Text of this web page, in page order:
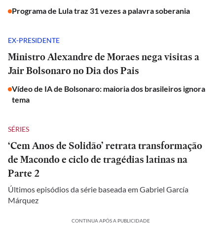
Programa de Lula traz 31 vezes a palavra soberania
EX-PRESIDENTE
Ministro Alexandre de Moraes nega visitas a
Jair Bolsonaro no Dia dos Pais
Vídeo de IA de Bolsonaro: maioria dos brasileiros ignora
tema
SÉRIES
‘Cem Anos de Solidão’ retrata transformação
de Macondo e ciclo de tragédias latinas na
Parte 2
Últimos episódios da série baseada em Gabriel García
Márquez
CONTINUA APÓS A PUBLICIDADE